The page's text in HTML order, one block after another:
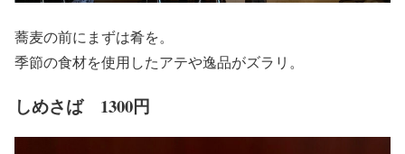
蕎麦の前にまずは肴を。
季節の食材を使用したアテや逸品がズラリ。
しめさば 1300円